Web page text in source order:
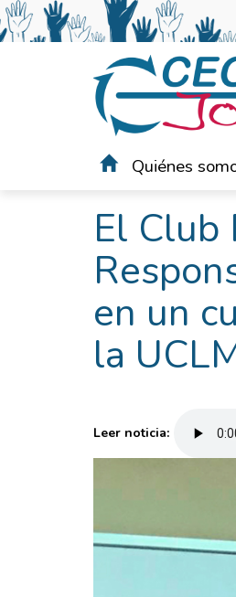
Quiénes
El Club
en un
la
Leer noticia: